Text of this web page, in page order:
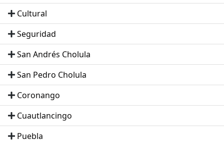
Cultural
Seguridad
San Andrés Cholula
San Pedro Cholula
Coronango
Cuautlancingo
Puebla